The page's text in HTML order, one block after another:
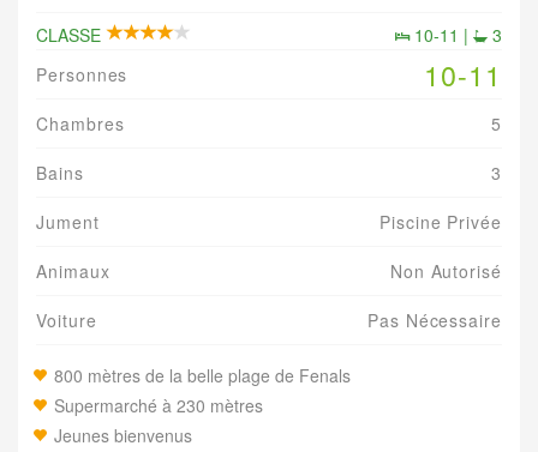
CLASSE 10-11 |
3
Personnes
10-11
Chambres 5
Bains 3
Jument Piscine Privée
Animaux Non Autorisé
Voiture Pas Nécessaire
800 mètres de la belle plage de Fenals
Supermarché à 230 mètres
Jeunes bienvenus